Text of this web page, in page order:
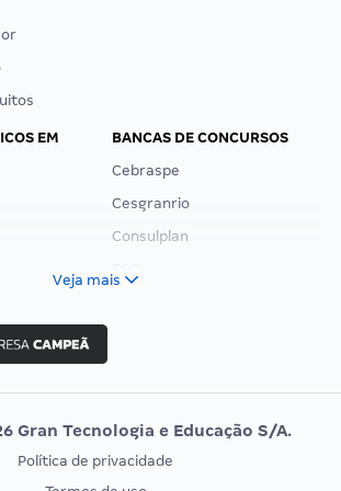
EM
BANCAS DE CONCURSOS
Cebraspe
Cesgranrio
Consulplan
Vunesp
EXAME DE ORDEM
Veja mais
Gran Tecnologia e Educação S/A.
Política de privacidade